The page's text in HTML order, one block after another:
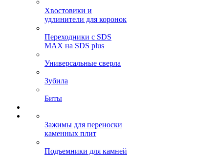
Хвостовики и
удлинители для коронок
Переходники с SDS
MAX на SDS plus
Универсальные сверла
Зубила
Биты
Зажимы для переноски
каменных плит
Подъемники для камней